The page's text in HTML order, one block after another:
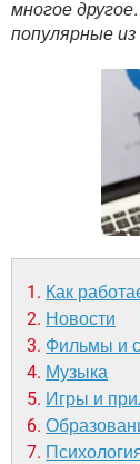
ВИДЕО
многое
популярные из
Как
Новости
Фильмы и
Музыка
Игры и